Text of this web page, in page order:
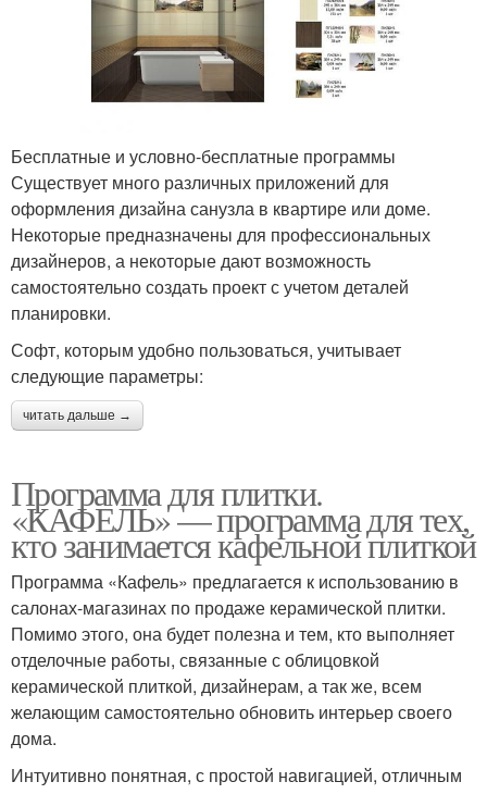
Бесплатные и условно-бесплатные программы
Существует много различных приложений для
оформления дизайна санузла в квартире или доме.
Некоторые предназначены для профессиональных
дизайнеров, а некоторые дают возможность
самостоятельно создать проект с учетом деталей
планировки.
Софт, которым удобно пользоваться, учитывает
следующие параметры:
читать дальше →
Программа для плитки.
«КАФЕЛЬ» — программа для тех,
кто занимается кафельной плиткой
Программа «Кафель» предлагается к использованию в
салонах-магазинах по продаже керамической плитки.
Помимо этого, она будет полезна и тем, кто выполняет
отделочные работы, связанные с облицовкой
керамической плиткой, дизайнерам, а так же, всем
желающим самостоятельно обновить интерьер своего
дома.
Интуитивно понятная, с простой навигацией, отличным